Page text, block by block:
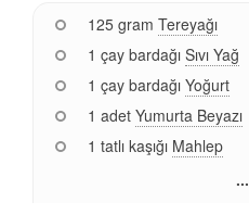
125 gram Tereyağı
1 çay bardağı Sıvı Yağ
1 çay bardağı Yoğurt
1 adet Yumurta Beyazı
1 tatlı kaşığı Mahlep
...